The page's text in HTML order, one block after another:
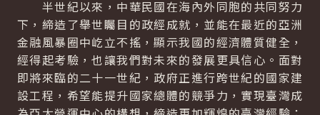
半世紀以來，中華民國在海內外同胞的共同努力
下，締造了舉世矚目的政經成就，並能在最近的亞洲
金融風暴圈中屹立不搖，顯示我國的經濟體質健全，
經得起考驗，也讓我們對未來的發展更具信心。面對
即將來臨的二十一世紀，政府正進行跨世紀的國家建
設工程，希望能提升國家總體的競爭力，實現臺灣成